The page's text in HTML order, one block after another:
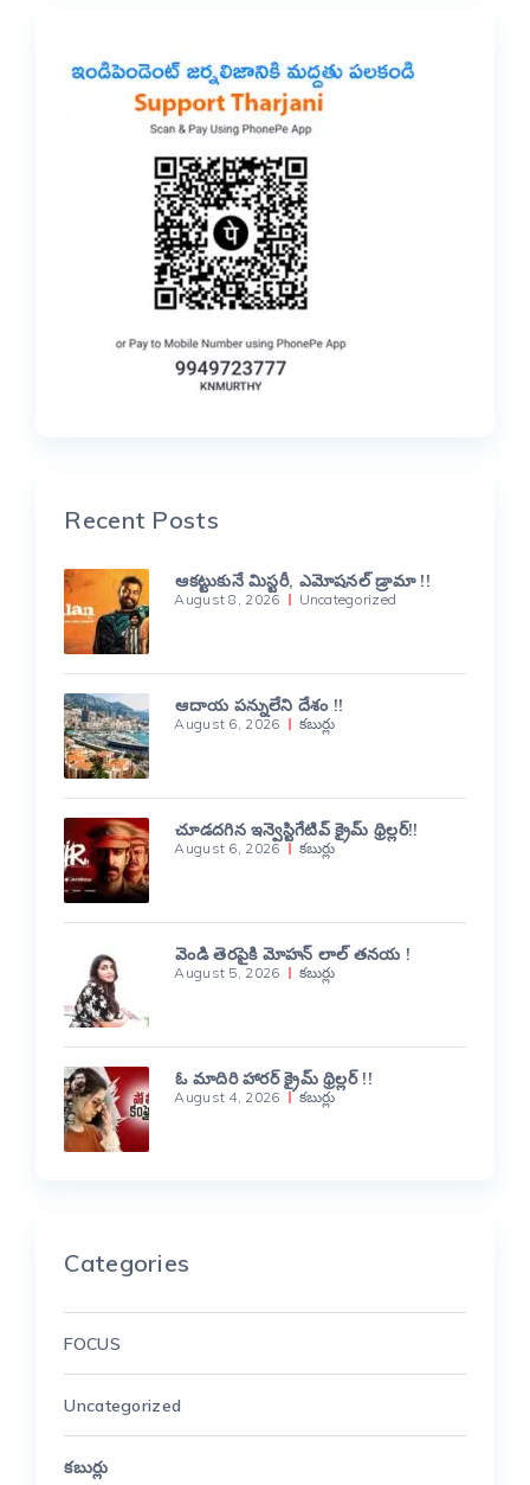
Recent Posts
ఆకట్టుకునే మిస్టరీ, ఎమోషనల్ డ్రామా !!
August 8, 2026 Uncategorized
ఆదాయ పన్నులేని దేశం !!
August 6, 2026 కబుర్లు
చూడదగిన ఇన్వెస్టిగేటివ్ క్రైమ్ థ్రిల్లర్!!
August 6, 2026 కబుర్లు
వెండి తెరపైకి మోహన్ లాల్ తనయ !
August 5, 2026 కబుర్లు
ఓ మాదిరి హారర్ క్రైమ్ థ్రిల్లర్ !!
August 4, 2026 కబుర్లు
Categories
FOCUS
Uncategorized
కబుర్లు